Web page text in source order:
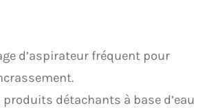
d’aspirateur fréquent pour
produits détachants à base d’eau